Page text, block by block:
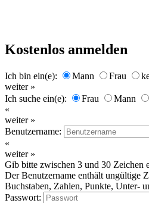
Kostenlos anmelden
Ich bin ein(e): Mann Frau
weiter »
Ich suche ein(e):
Frau Mann
«
weiter »
Benutzername:
«
weiter »
Gib bitte zwischen 3 und 30 Zeichen
Der Benutzername enthält ungültige
Buchstaben, Zahlen, Punkte, Unter-
Passwort: